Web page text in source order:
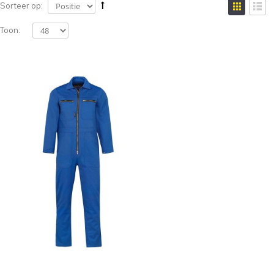
Sorteer op:
Toon: